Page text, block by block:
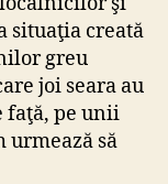
situaţia creată
greu
joi seara au
faţă, pe unii
urmează să